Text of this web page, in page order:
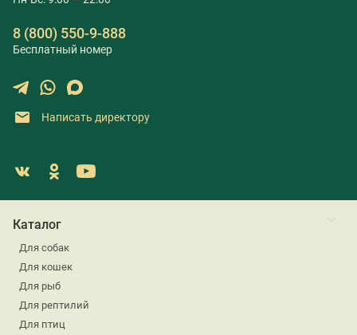
8 (800) 550-9-888
Бесплатный номер
Написать директору
Каталог
Для собак
Для кошек
Для рыб
Для рептилий
Для птиц